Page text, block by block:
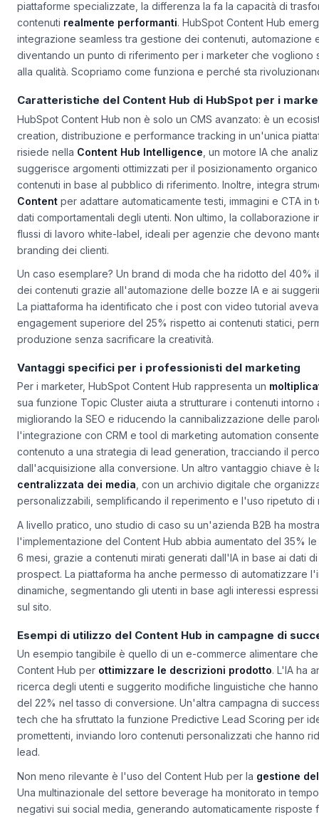
Come scegliere gli strumenti di content marketing IA? Tra
piattaforme specializzate, la differenza la fa la capacità di
contenutirealmente performanti. HubSpot Content Hub
integrazione seamless tra gestione dei contenuti, automazione
diventando un punto di riferimento per i marketer che vogliono
Caratteristiche del Content Hub di HubSpot per i
HubSpot Content Hub non è solo un CMS avanzato: è un
creation,distribuzione eperformance trackingin un'unica
risiede nellaContent Hub Intelligence, un motore IA che
suggerisce argomenti ottimizzati per il posizionamento
contenuti in base al pubblico di riferimento. Inoltre, integra
Contentper adattare automaticamente testi, immagini e CTA in
dati comportamentali degli utenti. Non ultimo, la collaborazione
flussi di lavoro white-label
branding dei clienti.
Un caso esemplare? Un brand di moda che ha ridotto del 40%
dei contenuti grazie all'automazione delle bozze IA e ai
La piattaforma ha identificato che i post con video tutorial
engagement superiore del 25% rispetto ai contenuti statici,
Vantaggi specifici per i professionisti del marketing
Per i marketer, HubSpot Content Hub rappresenta un
sua funzioneTopic Clusteraiuta a strutturare i contenuti intorno
migliorando la SEO e riducendo la cannibalizzazione delle
l'integrazione con CRM e tool di marketing automation
contenuto a una strategia di lead generation, tracciando il
dall'acquisizione alla conversione. Un altro vantaggio chiave è
centralizzata dei media, con un archivio digitale che
personalizzabili, semplificando il reperimento e l'uso ripetuto di
A livello pratico, uno studio di caso su un'azienda B2B ha
l'implementazione del Content Hub abbia aumentato del 35%
6 mesi, grazie a contenuti mirati generati dall'IA in base ai dati
prospect. La piattaforma ha anche permesso di automatizzare
dinamiche, segmentando gli utenti in base agli interessi
Esempi di utilizzo del Content Hub in campagne di
Un esempio tangibile è quello di un e-commerce alimentare
Content Hub perottimizzare le descrizioni prodotto. L'IA ha
ricerca degli utenti e suggerito modifiche linguistiche che
del 22% nel tasso di conversione. Un'altra campagna di
tech che ha sfruttato la funzionePredictive Lead Scoringper
promettenti, inviando loro contenuti personalizzati che hanno
Non meno rilevante è l'uso del Content Hub per lagestione
Una multinazionale del settore beverage ha monitorato in